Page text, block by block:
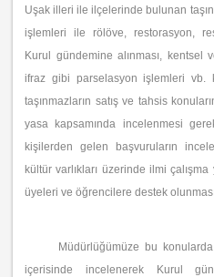
Uşak illeri ile ilçelerinde bulunan
işlemleri ile rölöve, restorasyon,
Kurul gündemine alınması, kentsel
ifraz gibi parselasyon işlemleri
taşınmazların satış ve tahsis
yasa kapsamında incelenmesi
kişilerden gelen başvuruların
kültür varlıkları üzerinde ilmi
üyeleri ve öğrencilere destek
Müdürlüğümüze bu konularda
içerisinde incelenerek Kurul